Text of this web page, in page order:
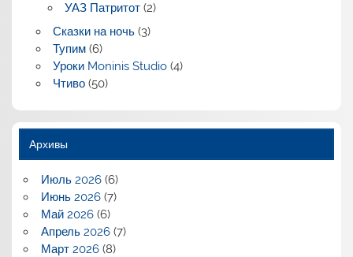
УАЗ Патритот(2)
Сказки на ночь(3)
Тупим(6)
Уроки Moninis Studio(4)
Чтиво(50)
Архивы
Июль 2026(6)
Июнь 2026(7)
Май 2026(6)
Апрель 2026(7)
Март 2026(8)